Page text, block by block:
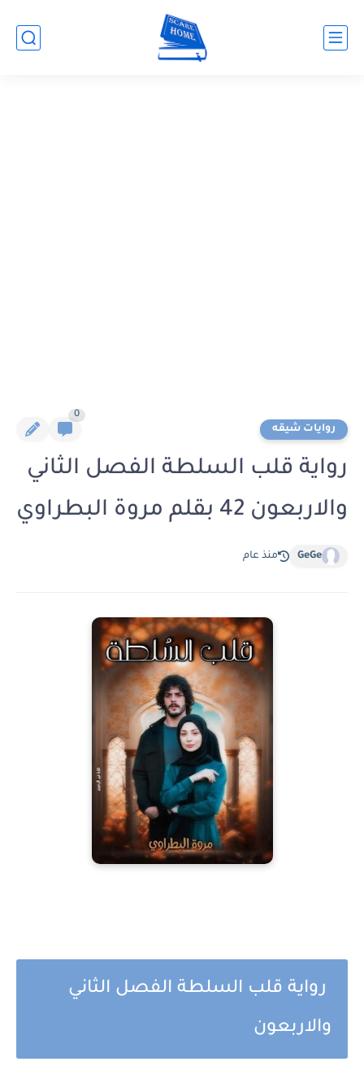
روايات شيقه
0
رواية قلب السلطة الفصل الثاني
والاربعون 42 بقلم مروة البطراوي
GeGe منذ عام
رواية قلب السلطة الفصل الثاني
والاربعون